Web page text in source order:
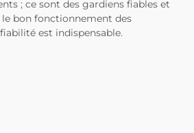
; ce sont des gardiens fiables et
bon fonctionnement des
est indispensable.